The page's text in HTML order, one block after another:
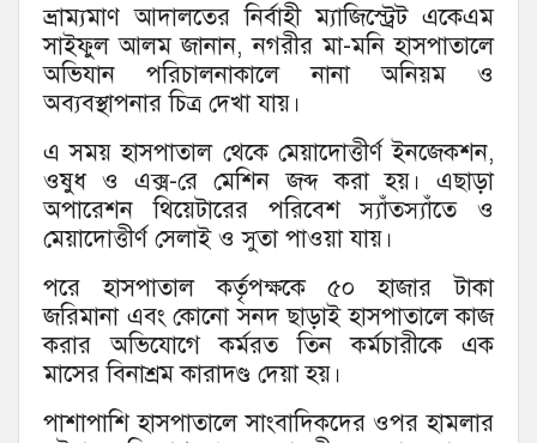
ভ্রাম্যমাণ আদালতের নির্বাহী ম্যাজিস্ট্রেট একেএম
সাইফুল আলম জানান, নগরীর মা-মনি হাসপাতালে
অভিযান পরিচালনাকালে নানা অনিয়ম ও
অব্যবস্থাপনার চিত্র দেখা যায়।
এ সময় হাসপাতাল থেকে মেয়াদোত্তীর্ণ ইনজেকশন,
ওষুধ ও এক্স-রে মেশিন জব্দ করা হয়। এছাড়া
অপারেশন থিয়েটারের পরিবেশ স্যাঁতস্যাঁতে ও
মেয়াদোত্তীর্ণ সেলাই ও সুতা পাওয়া যায়।
পরে হাসপাতাল কর্তৃপক্ষকে ৫০ হাজার টাকা
জরিমানা এবং কোনো সনদ ছাড়াই হাসপাতালে কাজ
করার অভিযোগে কর্মরত তিন কর্মচারীকে এক
মাসের বিনাশ্রম কারাদণ্ড দেয়া হয়।
পাশাপাশি হাসপাতালে সাংবাদিকদের ওপর হামলার